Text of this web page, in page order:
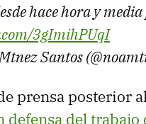
hace hora y
3gImihPUqI
Santos
prensa posterior
defensa del